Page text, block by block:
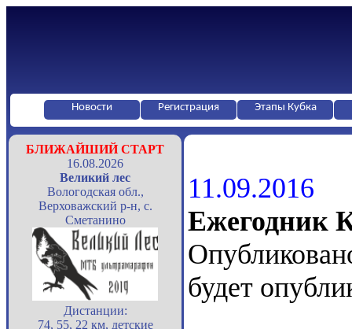
Новости Регистрация Этапы Кубка
БЛИЖАЙШИЙ СТАРТ
16.08.2026
Великий лес
Вологодская обл.,
Верховажский р-н, с.
Сметанино
Дистанции:
74, 55, 22 км, детские
11.09.2016
Ежегодник
будет